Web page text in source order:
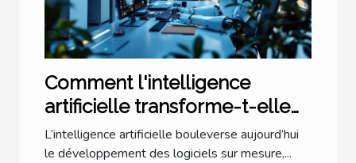
Comment l'intelligence
artificielle transforme-t-elle
les logiciels sur mesure ?
L’intelligence artificielle bouleverse aujourd’hui
le développement des logiciels sur mesure,...